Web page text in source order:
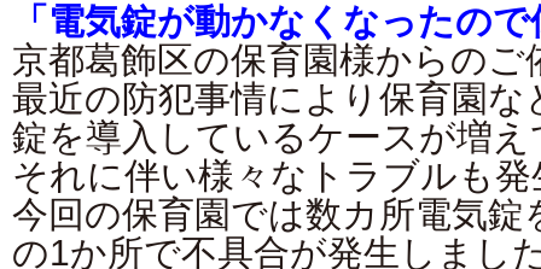
「電気錠が動かなくなったの
京都葛飾区の保育園様からのご
最近の防犯事情により保育園な
錠を導入しているケースが増
それに伴い様々なトラブルも
今回の保育園では数カ所電気
の1か所で不具合が発生しまし